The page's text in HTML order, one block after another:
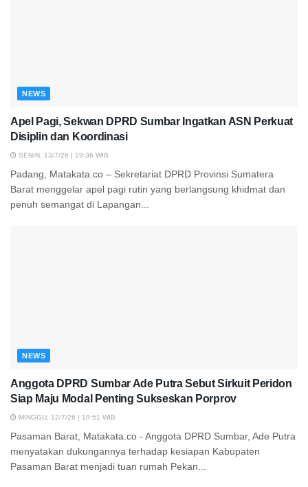
NEWS
Apel Pagi, Sekwan DPRD Sumbar Ingatkan ASN Perkuat
Disiplin dan Koordinasi
SENIN, 13/7/26 | 19:36 WIB
Padang, Matakata.co – Sekretariat DPRD Provinsi Sumatera
Barat menggelar apel pagi rutin yang berlangsung khidmat dan
penuh semangat di Lapangan...
NEWS
Anggota DPRD Sumbar Ade Putra Sebut Sirkuit Peridon
Siap Maju Modal Penting Sukseskan Porprov
MINGGU, 12/7/26 | 19:51 WIB
Pasaman Barat, Matakata.co - Anggota DPRD Sumbar, Ade Putra
menyatakan dukungannya terhadap kesiapan Kabupaten
Pasaman Barat menjadi tuan rumah Pekan...